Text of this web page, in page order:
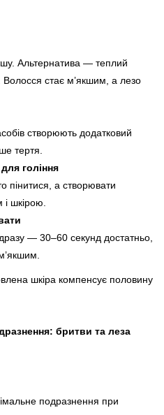
Альтернатива — теплий
стає м’якшим, а лезо
створюють додатковий
тертя.
гоління
пінитися, а створювати
шкірою.
— 30–60 секунд достатньо,
шкіра компенсує половину
бритви та леза
подразнення при